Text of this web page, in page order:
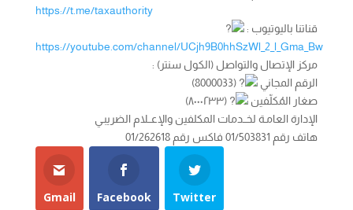
https://t.me/taxauthority
قناتنا باليوتيوب :
https://youtube.com/channel/UCjh9B0hhSzWl_2_l_Gma_Bw
مركز الإتصال والتواصل (الكول سنتر) :
الرقم المجاني
(8000033)
صغار المُكلّفين
(٨٠٠٠٢٣٣)
الإدارة العامـة لخــدمات المكلفين والإعــلام الضريبـي
هاتف رقم 01/503831 فاكس رقم 01/262618
Gmail Facebook Twitter